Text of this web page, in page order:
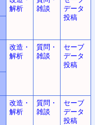
解析
雑談
データ
投稿
改造・
解析
質問・
雑談
セーブ
データ
投稿
改造・
解析
質問・
雑談
セーブ
データ
投稿